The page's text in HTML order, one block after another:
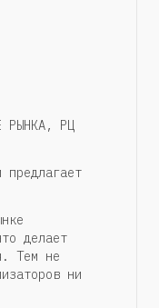
РЫНКА, РЦ
предлагает
делает
Тем не
ни